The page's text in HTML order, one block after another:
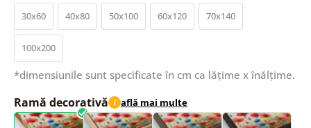
30x60 40x80 50x100 60x120 70x140
100x200
*dimensiunile sunt specificate în cm ca lățime x înălțime.
Ramă decorativă i află mai multe